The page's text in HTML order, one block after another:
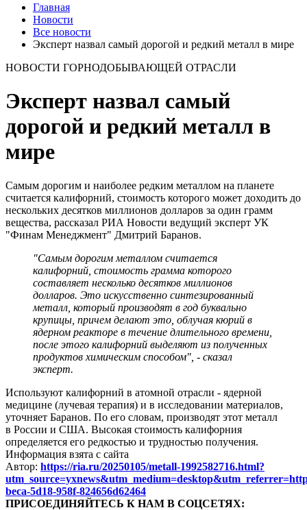
Главная
Новости
Все новости
Эксперт назвал самый дорогой и редкий металл в мире
НОВОСТИ ГОРНОДОБЫВАЮЩЕЙ ОТРАСЛИ
Эксперт назвал самый
дорогой и редкий металл в
мире
Самым дорогим и наиболее редким металлом на планете
считается калифорний, стоимость которого может доходить до
нескольких десятков миллионов долларов за один грамм
вещества, рассказал РИА Новости ведущий эксперт УК
"Финам Менеджмент" Дмитрий Баранов.
"Самым дорогим металлом считается
калифорний, стоимость грамма которого
составляет несколько десятков миллионов
долларов. Это искусственно синтезированный
металл, который производят в год буквально
крупицы, причем делают это, облучая кюрий в
ядерном реакторе в течение длительного времени,
после этого калифорний выделяют из полученных
продуктов химическим способом", - сказал
эксперт.
Используют калифорний в атомной отрасли - ядерной
медицине (лучевая терапия) и в исследовании материалов,
уточняет Баранов. По его словам, производят этот металл
в России и США. Высокая стоимость калифорния
определяется его редкостью и трудностью получения.
Информация взята с сайта
Автор: https://ria.ru/20250105/metall-1992582716.html?
beca-5d18-958f-824656d62464
ПРИСОЕДИНЯЙТЕСЬ К НАМ В СОЦСЕТЯХ: